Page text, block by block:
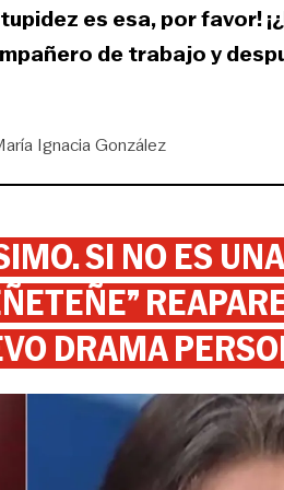
es esa, por favor!
de trabajo y
Ignacia González
SI NO ES
DRAMA